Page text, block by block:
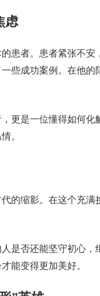
虑
患者。患者紧张不
些成功案例。在他的
更是一位懂得如何化
。
的缩影。在这个充满
是否还能坚守初心，
能变得更加美好。